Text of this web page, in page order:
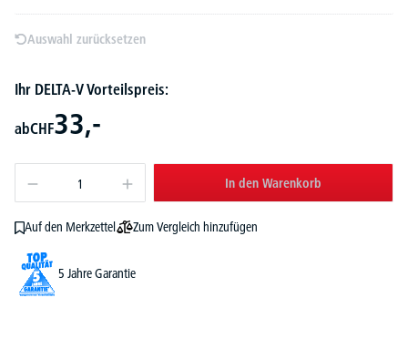
Auswahl zurücksetzen
Ihr DELTA-V Vorteilspreis:
abCHF33,-
In den Warenkorb
Auf den Merkzettel Zum Vergleich hinzufügen
5 Jahre Garantie